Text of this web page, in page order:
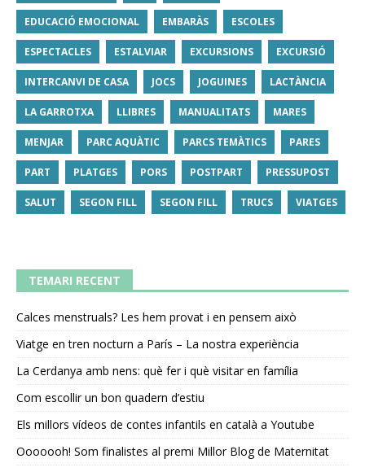
EDUCACIÓ EMOCIONAL EMBARÀS ESCOLES
ESPECTACLES ESTALVIAR EXCURSIONS EXCURSIÓ
INTERCANVI DE CASA JOCS JOGUINES LACTÀNCIA
LA GARROTXA LLIBRES MANUALITATS MARES
MENJAR PARC AQUÀTIC PARCS TEMÀTICS PARES
PART PLATGES PORS POSTPART PRESSUPOST
SALUT SEGON FILL SEGON FILL TRUCS VIATGES
TEMARI RECENT
Calces menstruals? Les hem provat i en pensem això
Viatge en tren nocturn a París – La nostra experiència
La Cerdanya amb nens: què fer i què visitar en família
Com escollir un bon quadern d’estiu
Els millors vídeos de contes infantils en català a Youtube
Ooooooh! Som finalistes al premi Millor Blog de Maternitat